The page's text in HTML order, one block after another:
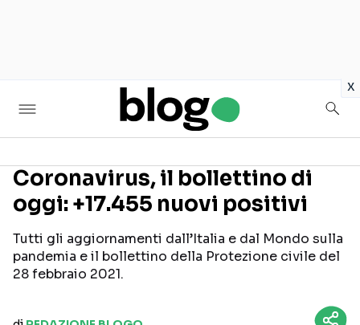
x
Seguici sui social
Coronavirus, il bollettino di
oggi: +17.455 nuovi positivi
Tutti gli aggiornamenti dall’Italia e dal Mondo sulla
pandemia e il bollettino della Protezione civile del
28 febbraio 2021.